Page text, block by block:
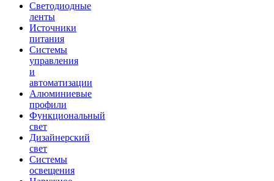
Светодиодные
ленты
Источники
питания
Системы
управления
и
автоматизации
Алюминиевые
профили
Функциональный
свет
Дизайнерский
свет
Системы
освещения